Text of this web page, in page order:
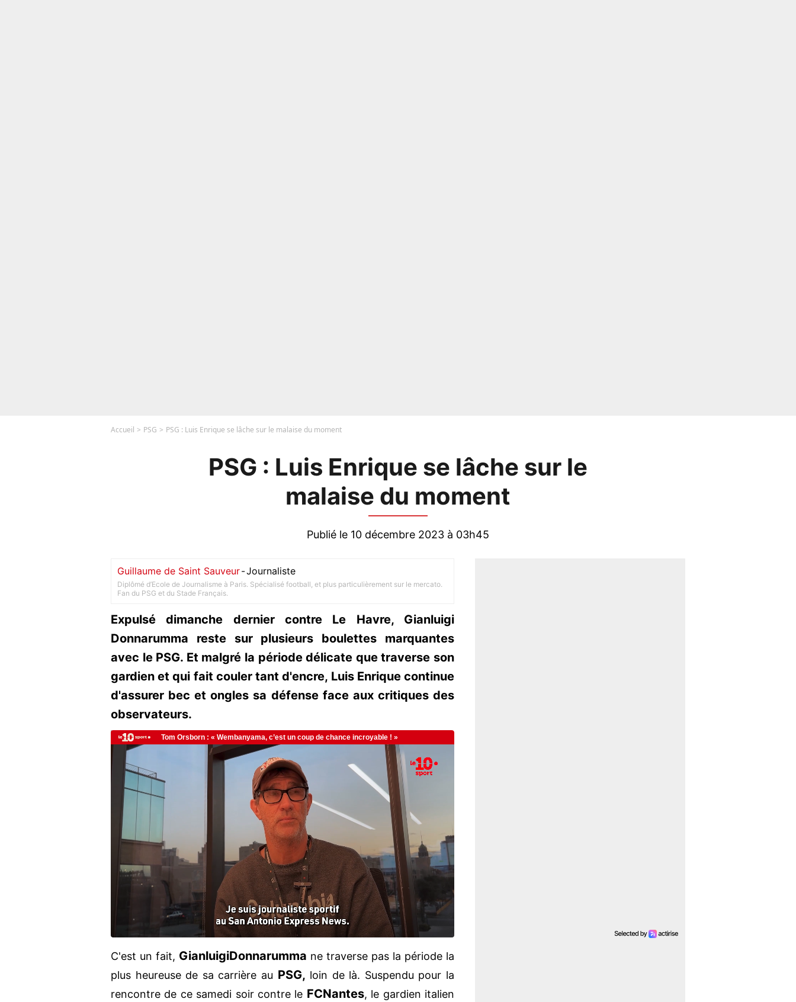
Accueil PSG PSG : Luis Enrique se lâche sur le malaise du moment
PSG : Luis Enrique se lâche sur le
malaise du moment
Publié le 10 décembre 2023 à 03h45
Guillaume de Saint Sauveur-Journaliste
Diplômé d’Ecole de Journalisme à Paris. Spécialisé football, et plus particulièrement sur le mercato.
Fan du PSG et du Stade Français.
Expulsé dimanche dernier contre Le Havre, Gianluigi
Donnarumma reste sur plusieurs boulettes marquantes
avec le PSG. Et malgré la période délicate que traverse son
gardien et qui fait couler tant d'encre, Luis Enrique continue
d'assurer bec et ongles sa défense face aux critiques des
observateurs.
C'est un fait, GianluigiDonnarumma ne traverse pas la période la
plus heureuse de sa carrière au PSG, loin de là. Suspendu pour la
rencontre de ce samedi soir contre le FCNantes, le gardien italien